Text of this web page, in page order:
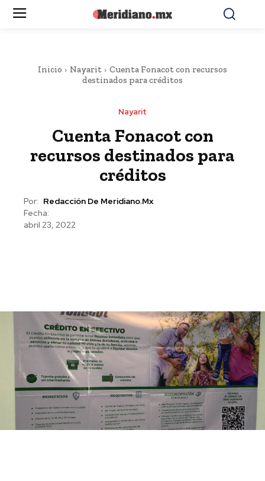
Inicio Nayarit
Cuenta Fonacot con recursos
destinados para créditos
Nayarit
Cuenta Fonacot con
recursos destinados para
créditos
Por: Redacción De Meridiano.mx
Fecha:
abril 23, 2022